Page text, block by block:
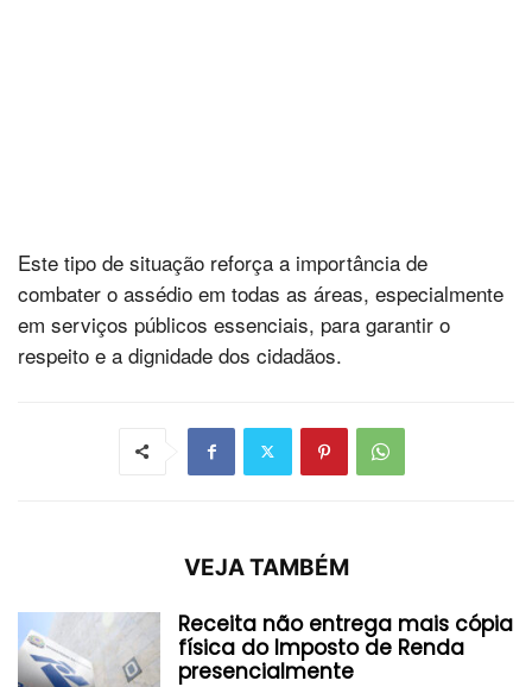
Este tipo de situação reforça a importância de
combater o assédio em todas as áreas, especialmente
em serviços públicos essenciais, para garantir o
respeito e a dignidade dos cidadãos.
VEJA TAMBÉM
Receita não entrega mais cópia
física do Imposto de Renda
presencialmente